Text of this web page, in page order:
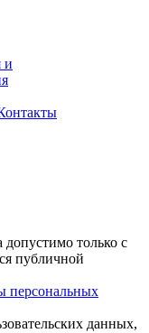
и
только с
публичной
персональных
данных,